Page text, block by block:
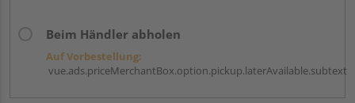
Beim Händler abholen
Auf Vorbestellung:
vue.ads.priceMerchantBox.option.pickup.laterAvailable.subtext